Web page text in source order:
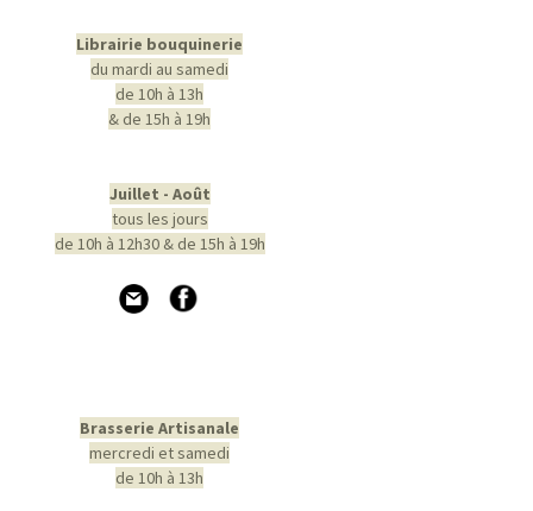
Librairie bouquinerie
du mardi au samedi
de 10h à 13h
& de 15h à 19h
Juillet - Août
tous les jours
de 10h à 12h30 & de 15h à 19h
Brasserie Artisanale
mercredi et samedi
de 10h à 13h